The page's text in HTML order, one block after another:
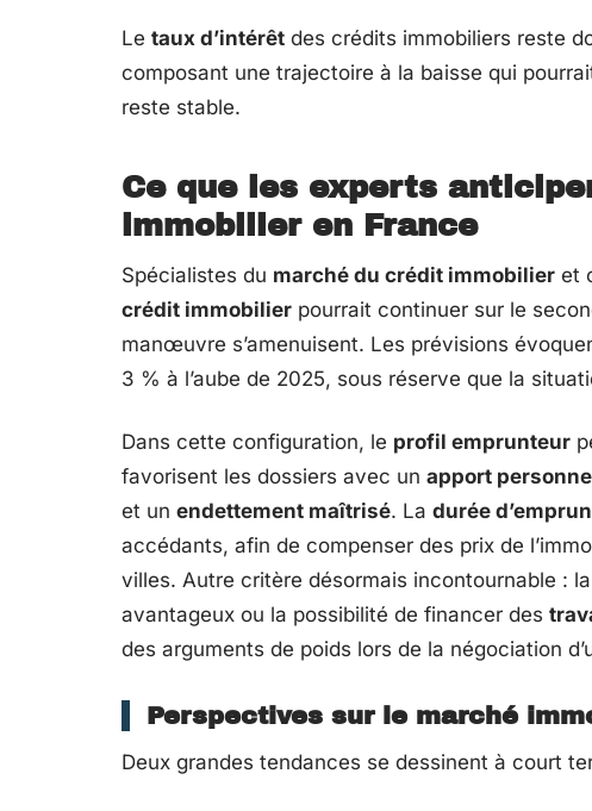
Le taux d’intérêt des crédits immobiliers reste
composant une trajectoire à la baisse qui
reste stable.
Ce que les experts
immobilier en France
Spécialistes du marché du crédit immobilier et
crédit immobilier pourrait continuer sur le
manœuvre s’amenuisent. Les prévisions
3 % à l’aube de 2025, sous réserve que la
Dans cette configuration, le profil emprunteur
favorisent les dossiers avec un apport
et un endettement maîtrisé. La durée
accédants, afin de compenser des prix de
villes. Autre critère désormais incontournable : la
avantageux ou la possibilité de financer des
des arguments de poids lors de la négociation
Perspectives sur le marché
Deux grandes tendances se dessinent à court